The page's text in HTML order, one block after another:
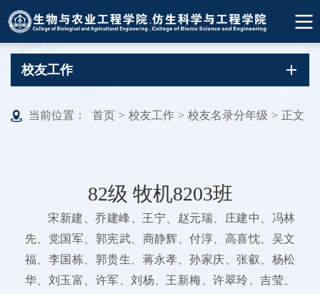
校友工作
当前位置： 首页 > 校友工作 > 校友名录分年级 > 正文
82级 牧机8203班
宋新建、乔建峰、王宁、赵元瑞、庄建中、冯林
先、党国军、郭宪武、商静辉、付淳、高喜忱、吴文
福、李国栋、郭贵生、蒋永孝、孙家庆、张叡、杨松
华、刘玉富、许军、刘杨、王新梅、许翠玲、吉莹、